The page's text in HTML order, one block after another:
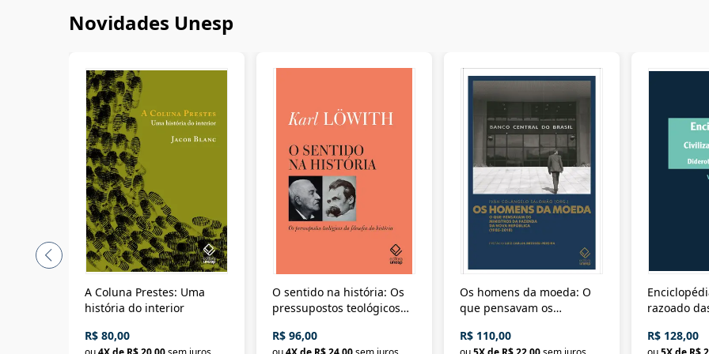
Novidades Unesp
A Coluna Prestes: Uma
história do interior
R$ 80,00
O sentido na história: Os
pressupostos teológicos
R$ 96,00
Os homens da moeda: O
que pensavam os
Nova República (1985-
R$ 110,00
razoado
Civilização
R$ 128,00